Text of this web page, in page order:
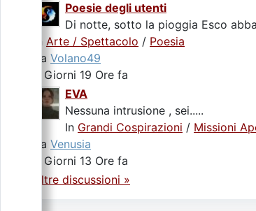
Poesie degli utenti
Di notte, sotto la pioggia Esco
Arte / Spettacolo / Poesia
da Volano49
3 Giorni 19 Ore fa
EVA
Nessuna intrusione , sei.....
In Grandi Cospirazioni / Missioni
da Venusia
5 Giorni 13 Ore fa
Altre discussioni »